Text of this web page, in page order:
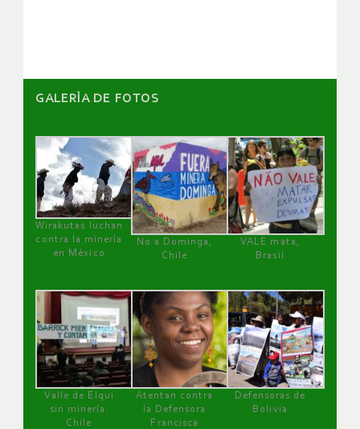
GALERÌA DE FOTOS
Wirakutas luchan
contra la minería
en México
No a Dominga,
Chile
VALE mata,
Brasil
Valle de Elqui
sin minería.
Chile
Atentan contra
la Defensora
Francisca
Defensoras de
Bolivia